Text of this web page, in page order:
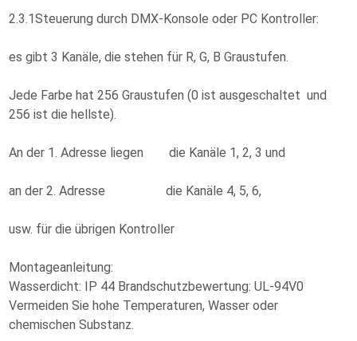
2.3.1Steuerung durch DMX-Konsole oder PC Kontroller:
es gibt 3 Kanäle, die stehen für R, G, B Graustufen.
Jede Farbe hat 256 Graustufen (0 ist ausgeschaltet und
256 ist die hellste).
An der 1. Adresse liegen die Kanäle 1, 2, 3 und
an der 2. Adresse die Kanäle 4, 5, 6,
usw. für die übrigen Kontroller
Montageanleitung:
Wasserdicht: IP 44 Brandschutzbewertung: UL-94V0
Vermeiden Sie hohe Temperaturen, Wasser oder
chemischen Substanz.